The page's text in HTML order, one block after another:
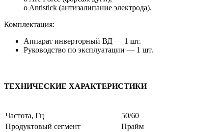
o Antistick (антизалипание электрода).
Комплектация:
Аппарат инверторный ВД — 1 шт.
Руководство по эксплуатации — 1 шт.
ТЕХНИЧЕСКИЕ ХАРАКТЕРИСТИКИ
Частота, Гц
50/60
Продуктовый сегмент
Прайм